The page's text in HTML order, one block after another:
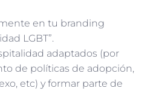
en tu branding
LGBT”.
adaptados (por
de políticas de adopción,
etc) y formar parte de